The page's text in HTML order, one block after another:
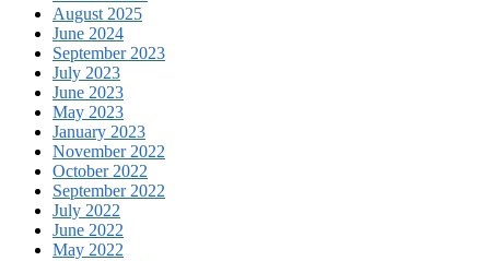
August 2025
June 2024
September 2023
July 2023
June 2023
May 2023
January 2023
November 2022
October 2022
September 2022
July 2022
June 2022
May 2022